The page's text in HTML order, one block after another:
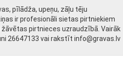
pīlādža, upeņu, zāļu tēju
ir profesionāli sietas pirtniekiem
pirtnieces uzraudzībā. Vairāk
26647133 vai rakstīt info@gravas.lv